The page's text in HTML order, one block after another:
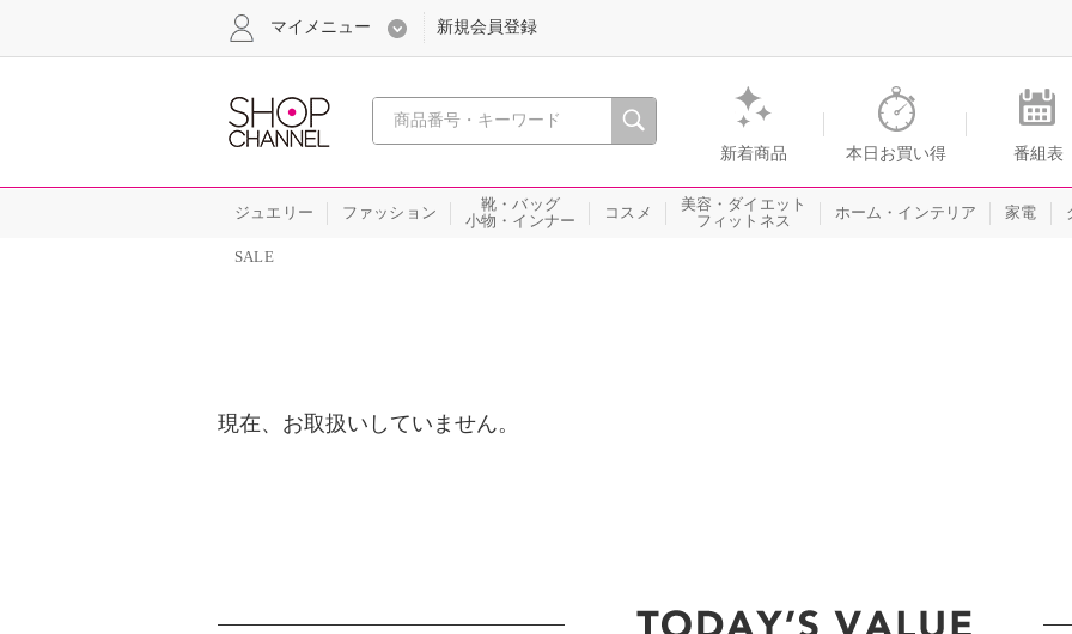
心おどる、瞬間を。通販・テレビショッピングのショップチャンネル
新着商品 本日お買い得 番組表
マイメニュー 新規会員登録
ジュエリー ファッション
靴・バッグ
小物・インナー
コスメ
美容・ダイエット
フィットネス
ホーム・インテリア 家電
SALE
現在、お取扱いしていません。